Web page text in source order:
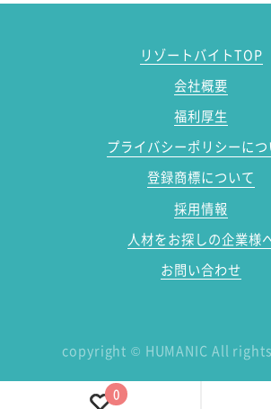
リゾートバイトTOP
会社概要
福利厚生
プライバシーポリシーにつ
登録商標について
採用情報
人材をお探しの企業様
お問い合わせ
copyright © HUMANIC All
0